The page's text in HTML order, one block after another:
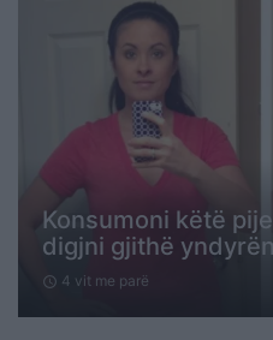
Konsumoni këtë
digjni gjithë
schedule 4 vit me parë